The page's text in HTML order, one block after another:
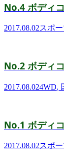
No.4 ボディ
2017.08.02スポ
No.2 ボディ
2017.08.024WD,
No.1 ボディ
2017.08.02スポ